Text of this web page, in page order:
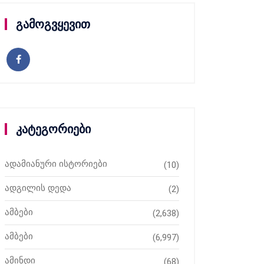
გამოგვყევით
კატეგორიები
ადამიანური ისტორიები (10)
ადგილის დედა (2)
ამბები (2,638)
ამბები (6,997)
ამინდი (68)